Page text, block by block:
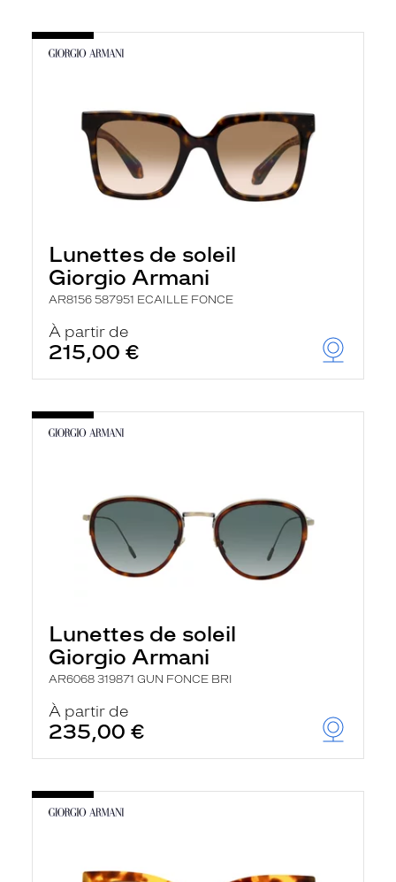
Lunettes de soleil
Giorgio Armani
AR8156 587951 ECAILLE FONCE
À partir de
215,00 €
Lunettes de soleil
Giorgio Armani
AR6068 319871 GUN FONCE BRI
À partir de
235,00 €